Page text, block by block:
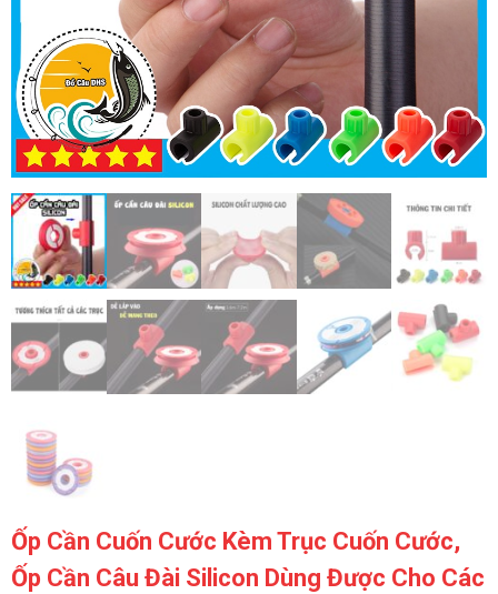
Ốp Cần Cuốn Cước Kèm Trục Cuốn Cước,
Ốp Cần Câu Đài Silicon Dùng Được Cho Các